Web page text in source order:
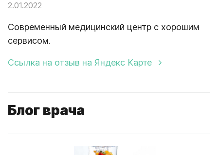
2.01.2022
Современный медицинский центр с хорошим
сервисом.
Ссылка на отзыв на Яндекс Карте
Блог врача